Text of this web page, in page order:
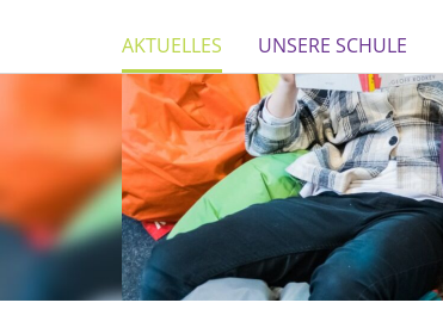
AKTUELLES UNSERE SCHULE